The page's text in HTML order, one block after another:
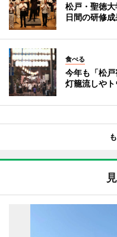
松戸・聖徳
日間の研修
食べる
今年も「松
灯籠流しや